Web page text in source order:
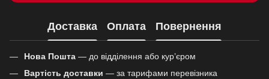
Доставка Оплата Повернення
Нова Пошта — до відділення або кур’єром
Вартість доставки — за тарифами перевізника